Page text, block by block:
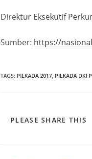
Direktur Eksekutif
Sumber: https://
TAGS: PILKADA 2017, PILKADA DKI
PLEASE SHARE THIS